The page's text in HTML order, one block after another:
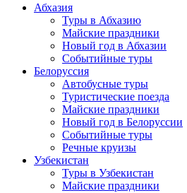
Абхазия
Туры в Абхазию
Майские праздники
Новый год в Абхазии
Событийные туры
Белоруссия
Автобусные туры
Туристические поезда
Майские праздники
Новый год в Белоруссии
Событийные туры
Речные круизы
Узбекистан
Туры в Узбекистан
Майские праздники